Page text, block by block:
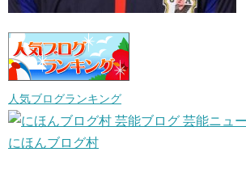
人気ブログランキング
にほんブログ村